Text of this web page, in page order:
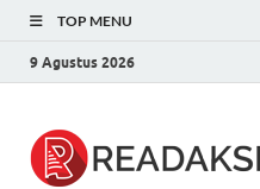
TOP MENU
9 Agustus 2026